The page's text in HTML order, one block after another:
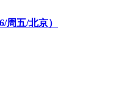
周五/北京）